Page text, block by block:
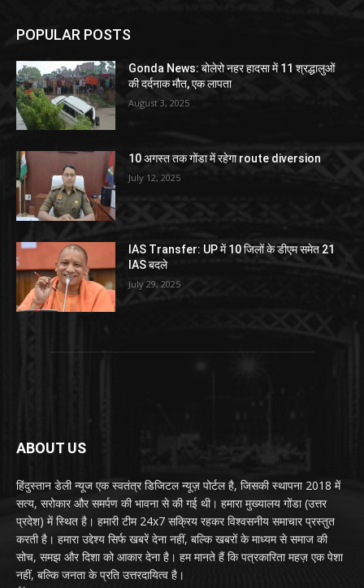
POPULAR POSTS
Gonda News: बोलेरो नहर हादसा में 11 श्रद्धालुओं
की दर्दनाक मौत, एक लापता
August 3, 2025
10 अगस्त तक गोंडा में रहेगा route diversion
July 12, 2025
IAS Transfer: UP में 10 जिलों के डीएम समेत 21
IAS बदले
July 29, 2025
ABOUT US
हिंदुस्तान डेली न्यूज एक स्वतंत्र डिजिटल न्यूज़ पोर्टल है, जिसकी स्थापना 2018 में
सत्य, सरोकार और समर्पण की भावना से की गई थी। हमारा मुख्यालय गोंडा (उत्तर
प्रदेश) में स्थित है। हमारी टीम 24x7 सक्रिय रहकर विश्वसनीय समाचार प्रस्तुत
करती है। हमारा उद्देश्य सिर्फ खबरें देना नहीं, बल्कि खबरों के माध्यम से समाज की
सोच, समझ और दिशा को आकार देना है। हम मानते हैं कि पत्रकारिता महज़ एक पेशा
नहीं, बल्कि जनता के प्रति उत्तरदायित्व है।